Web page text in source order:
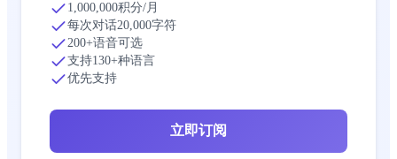
1,000,000积分/月
每次对话20,000字符
200+语音可选
支持130+种语言
优先支持
立即订阅